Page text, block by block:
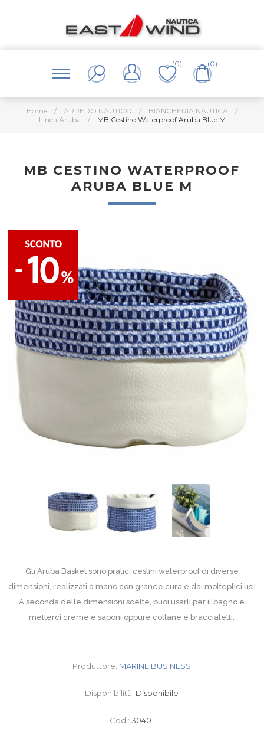
(0) (0)
Home / ARREDO NAUTICO / BIANCHERIA NAUTICA
/
Linea Aruba
/ MB Cestino Waterproof Aruba Blue M
MB CESTINO WATERPROOF
ARUBA BLUE M
Gli Aruba Basket sono pratici cestini waterproof di diverse
dimensioni, realizzati a mano con grande cura e dai molteplici usi!
A seconda delle dimensioni scelte, puoi usarli per il bagno e
metterci creme e saponi oppure collane e braccialetti.
Produttore: MARINE BUSINESS
Disponibilità: Disponibile
Cod.: 30401